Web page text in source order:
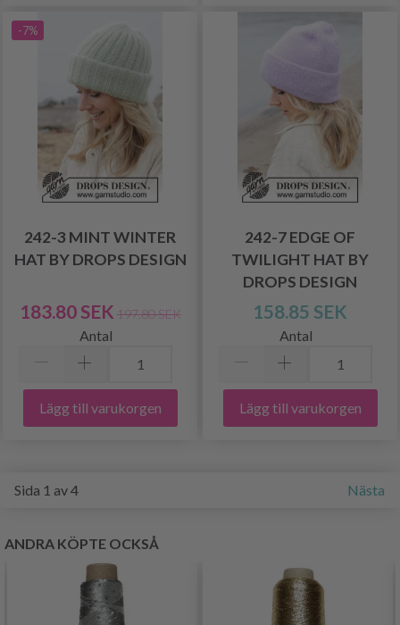
-7%
242-3 MINT WINTER
HAT BY DROPS DESIGN
183.80 SEK 197.80 SEK
Antal
Lägg till varukorgen
242-7 EDGE OF
TWILIGHT HAT BY
DROPS DESIGN
158.85 SEK
Antal
Lägg till varukorgen
Sida 1 av 4 Nästa
ANDRA KÖPTE OCKSÅ